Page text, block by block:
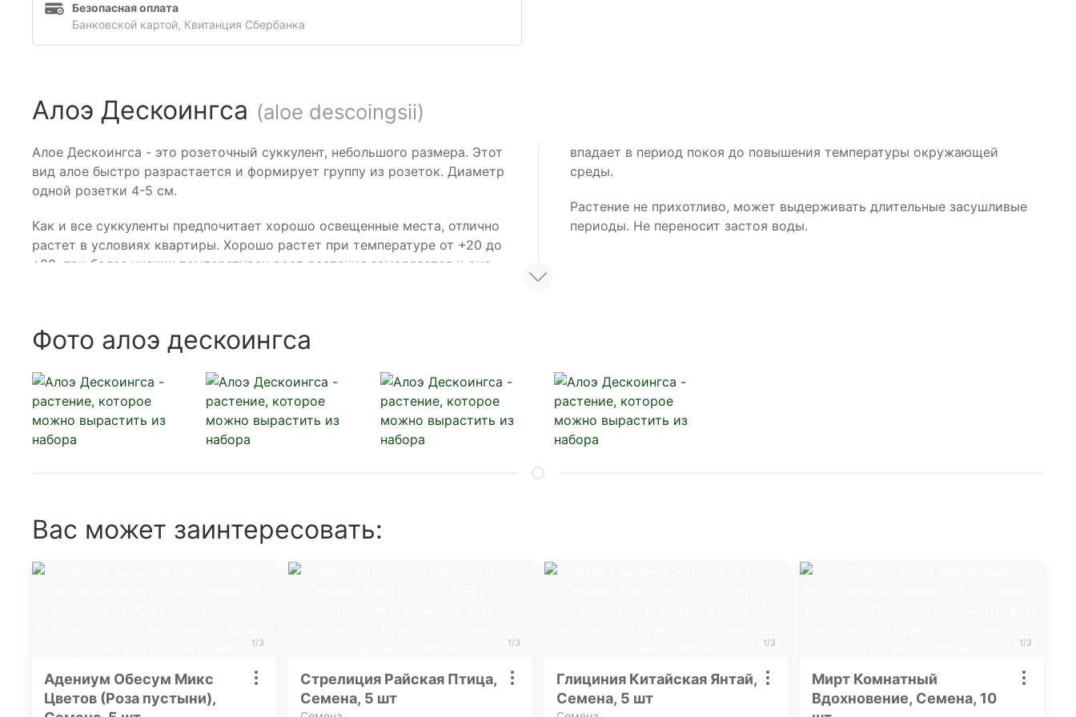
Безопасная оплата
Банковской картой, Квитанция Сбербанка
Алоэ Дескоингса (aloe descoingsii)
Алое Дескоингса - это розеточный суккулент, небольшого размера. Этот
вид алое быстро разрастается и формирует группу из розеток. Диаметр
одной розетки 4-5 см.
Как и все суккуленты предпочитает хорошо освещенные места, отлично
растет в условиях квартиры. Хорошо растет при температуре от +20 до
+28, при более низких температурах рост растения замедляется и оно
впадает в период покоя до повышения температуры окружающей
среды.
Растение не прихотливо, может выдерживать длительные засушливые
периоды. Не переносит застоя воды.
Фото алоэ дескоингса
Вас может заинтересовать:
1/3
Адениум Обесум Микс
Цветов (Роза пустыни),
1/3
Стрелиция Райская Птица,
Семена, 5 шт
1/3
Глициния Китайская Янтай,
Семена, 5 шт
1/3
Мирт Комнатный
Вдохновение, Семена, 10